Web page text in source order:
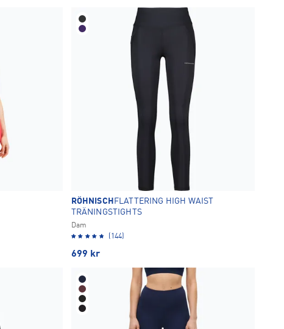
RÖHNISCH FLATTERING HIGH WAIST
TRÄNINGSTIGHTS
Dam
(144)
699 kr